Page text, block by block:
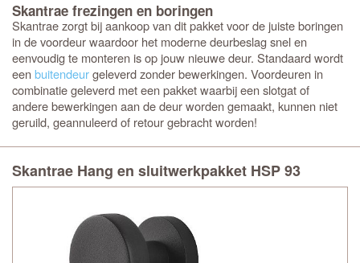
Skantrae frezingen en boringen
Skantrae zorgt bij aankoop van dit pakket voor de juiste boringen
in de voordeur waardoor het moderne deurbeslag snel en
eenvoudig te monteren is op jouw nieuwe deur. Standaard wordt
eenbuitendeurgeleverd zonder bewerkingen. Voordeuren in
combinatie geleverd met een pakket waarbij een slotgat of
andere bewerkingen aan de deur worden gemaakt, kunnen niet
geruild, geannuleerd of retour gebracht worden!
Skantrae Hang en sluitwerkpakket HSP 93